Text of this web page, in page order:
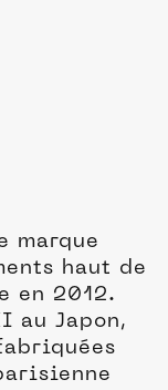
marque
haut de
en 2012.
au Japon,